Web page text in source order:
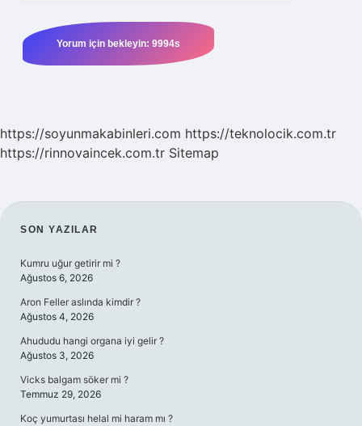
https://soyunmakabinleri.com https://teknolocik.com.tr
https://rinnovaincek.com.tr Sitemap
SIDEBAR
SON YAZILAR
Kumru uğur getirir mi ?
Ağustos 6, 2026
Aron Feller aslında kimdir ?
Ağustos 4, 2026
Ahududu hangi organa iyi gelir ?
Ağustos 3, 2026
Vicks balgam söker mi ?
Temmuz 29, 2026
Koç yumurtası helal mi haram mı ?